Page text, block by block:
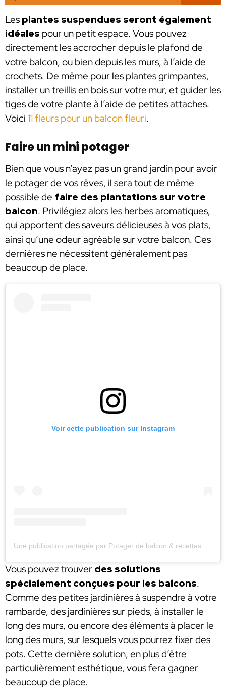
Les plantes suspendues seront également
idéales pour un petit espace. Vous pouvez
directement les accrocher depuis le plafond de
votre balcon, ou bien depuis les murs, à l’aide de
crochets. De même pour les plantes grimpantes,
installer un treillis en bois sur votre mur, et guider les
tiges de votre plante à l’aide de petites attaches.
Voici 11 fleurs pour un balcon fleuri.
Faire un mini potager
Bien que vous n’ayez pas un grand jardin pour avoir
le potager de vos rêves, il sera tout de même
possible de faire des plantations sur votre
balcon. Privilégiez alors les herbes aromatiques,
qui apportent des saveurs délicieuses à vos plats,
ainsi qu’une odeur agréable sur votre balcon. Ces
dernières ne nécessitent généralement pas
beaucoup de place.
Voir cette publication sur Instagram
Vous pouvez trouver des solutions
spécialement conçues pour les balcons.
Comme des petites jardinières à suspendre à votre
rambarde, des jardinières sur pieds, à installer le
long des murs, ou encore des éléments à placer le
long des murs, sur lesquels vous pourrez fixer des
pots. Cette dernière solution, en plus d’être
particulièrement esthétique, vous fera gagner
beaucoup de place.